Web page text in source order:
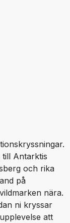
Antarktis
och rika
på
nära.
ni kryssar
att